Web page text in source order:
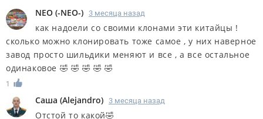
NEO (-NEO-) 3 месяца назад
как надоели со своими клонами эти китайцы !
сколько можно клонировать тоже самое , у них наверное
завод просто шильдики меняют и все , а все остальное
одинаковое 🤣 🤣 🤣 🤣 🤣
1
Саша (Alejandro) 3 месяца назад
Отстой то какой🤣